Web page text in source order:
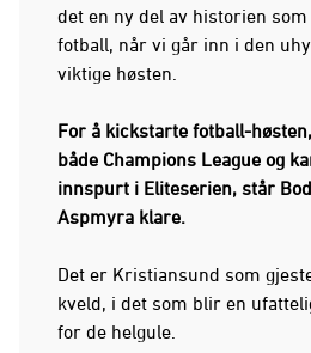
det en ny del av historien
fotball, når vi går inn i den
viktige høsten.
For å kickstarte fotball-
både Champions League og
innspurt i Eliteserien, står
Aspmyra klare.
Det er Kristiansund som
kveld, i det som blir en
for de helgule.